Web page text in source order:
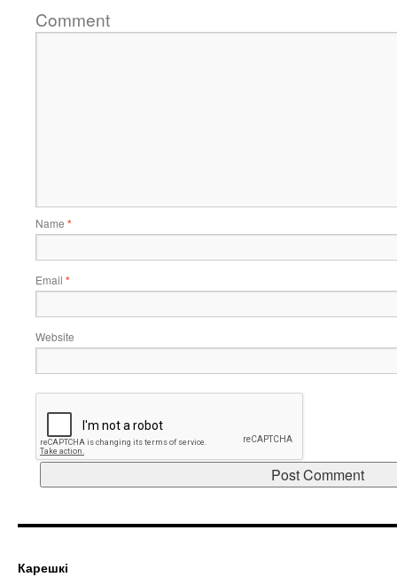
Comment
Name *
Email *
Website
Карешкі